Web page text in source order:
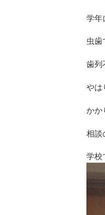
学年
虫歯
歯列
やは
かか
相談
学校